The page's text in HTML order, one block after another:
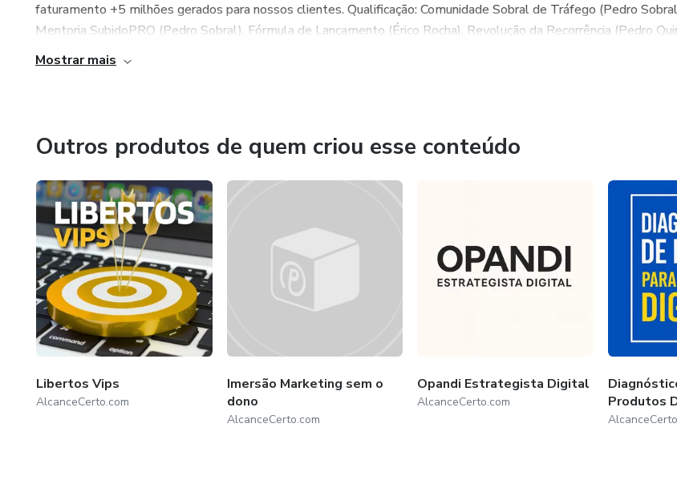
faturamento +5 milhões gerados para nossos clientes. Qualificação: Comunidade Sobral de Tráfego (Pedro
Mentoria SubidoPRO (Pedro Sobral), Fórmula de Lançamento (Érico Rocha), Revolução da Recorrência (Pedro
Mostrar mais
Outros produtos de quem criou esse conteúdo
Libertos Vips
AlcanceCerto.com
Imersão Marketing sem o
dono
AlcanceCerto.com
Opandi Estrategista Digital
AlcanceCerto.com
Produtos